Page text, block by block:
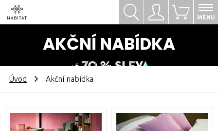
Přihlásit se
AKČNÍ NABÍDKA
0
MENU
Hledat
Úvod Akční nabídka